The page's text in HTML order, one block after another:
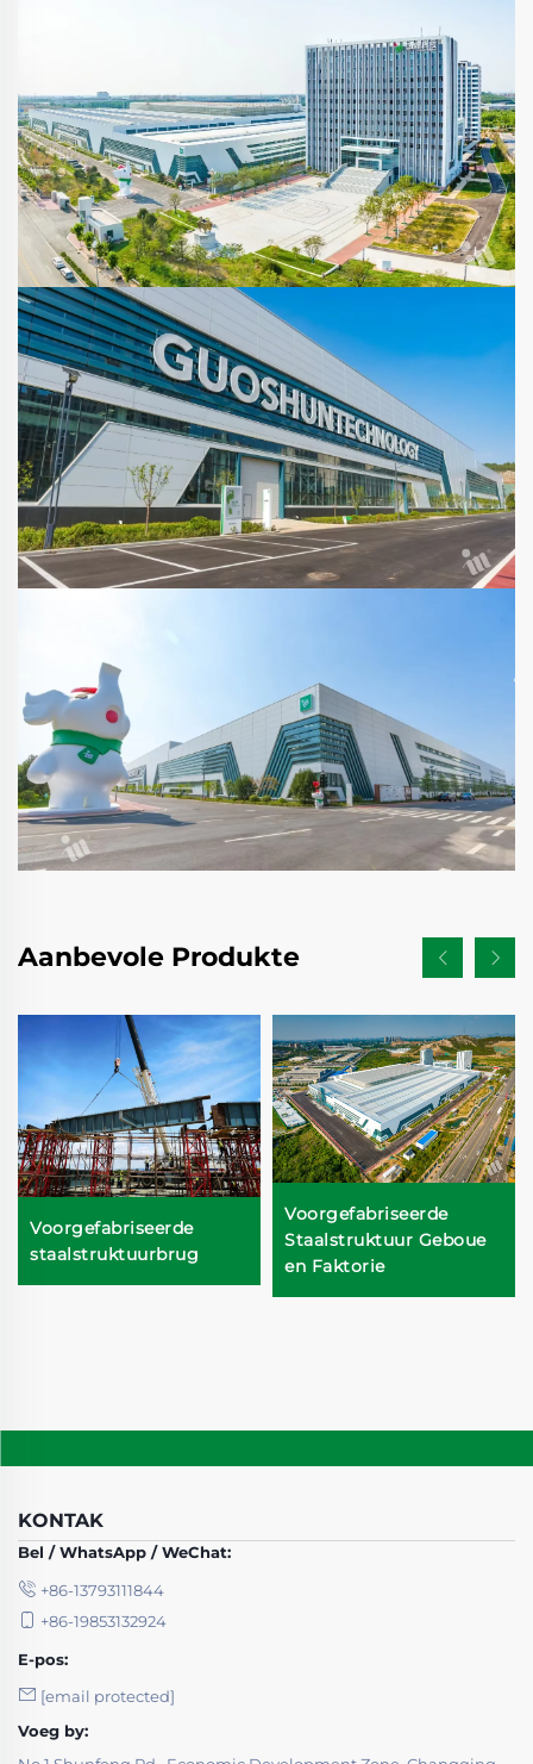
Aanbevole Produkte
Voorgefabriseerde
staalstruktuurbrug
Voorgefabriseerde
Staalstruktuur Geboue
en Faktorie
KONTAK
Bel / WhatsApp / WeChat:
+86-13793111844
+86-19853132924
E-pos:
[email protected]
Voeg by: